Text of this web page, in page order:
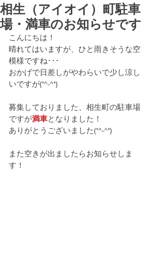
相生（アイオイ）町駐車
場・満車のお知らせです
こんにちは！
晴れてはいますが、ひと雨きそうな空
模様ですね･･･
おかげで日差しがやわらいで少し涼し
いですが(*^-^*)
募集しておりました、相生町の駐車場
ですが満車となりました！
ありがとうございました(*^-^*)
また空きが出ましたらお知らせしま
す！